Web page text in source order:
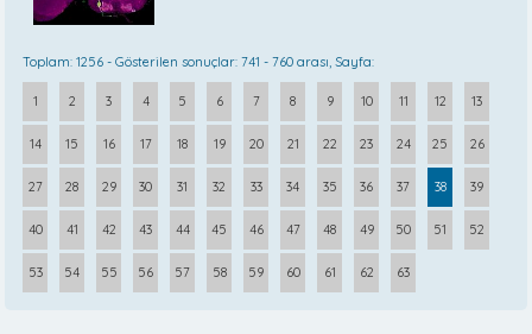
Toplam: 1256 - Gösterilen sonuçlar: 741 - 760 arası, Sayfa:
1 2 3 4 5 6 7 8 9 10 11 12 13
14 15 16 17 18 19 20 21 22 23 24 25 26
27 28 29 30 31 32 33 34 35 36 37 38 39
40 41 42 43 44 45 46 47 48 49 50 51 52
53 54 55 56 57 58 59 60 61 62 63